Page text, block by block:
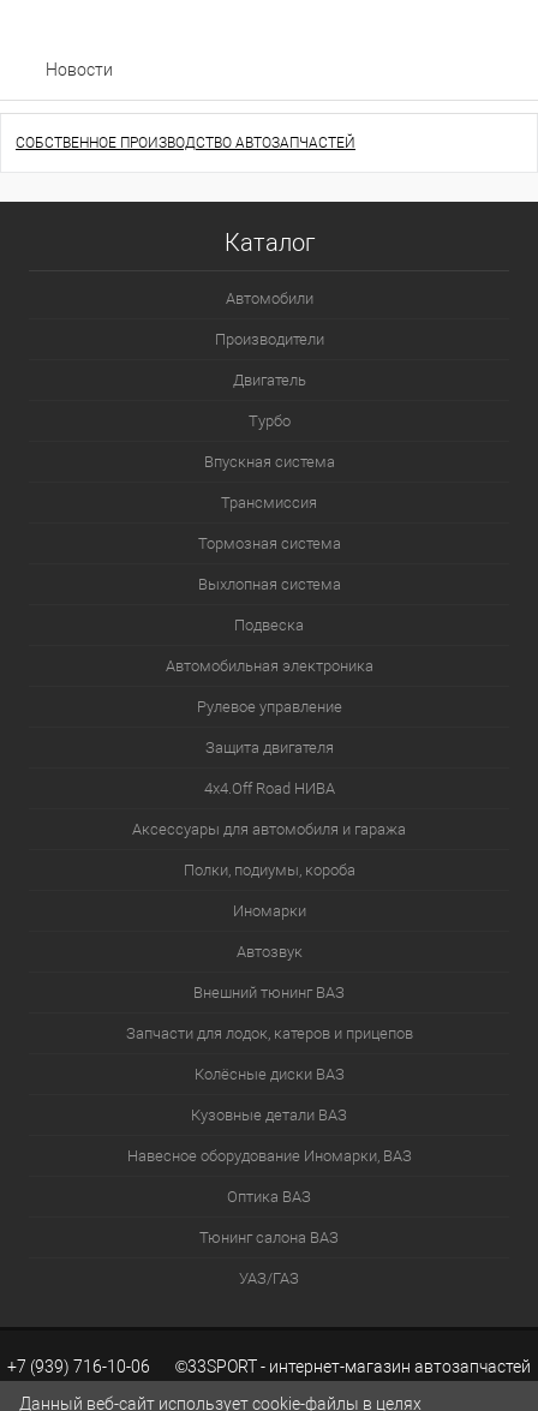
Новости
СОБСТВЕННОЕ ПРОИЗВОДСТВО АВТОЗАПЧАСТЕЙ
Каталог
Автомобили
Производители
Двигатель
Турбо
Впускная система
Трансмиссия
Тормозная система
Выхлопная система
Подвеска
Автомобильная электроника
Рулевое управление
Защита двигателя
4х4.Off Road НИВА
Аксессуары для автомобиля и гаража
Полки, подиумы, короба
Иномарки
Автозвук
Внешний тюнинг ВАЗ
Запчасти для лодок, катеров и прицепов
Колёсные диски ВАЗ
Кузовные детали ВАЗ
Навесное оборудование Иномарки, ВАЗ
Оптика ВАЗ
Тюнинг салона ВАЗ
УАЗ/ГАЗ
+7 (939) 716-10-06 ©33SPORT - интернет-магазин автозапчастей
Данный веб-сайт использует cookie-файлы в целях